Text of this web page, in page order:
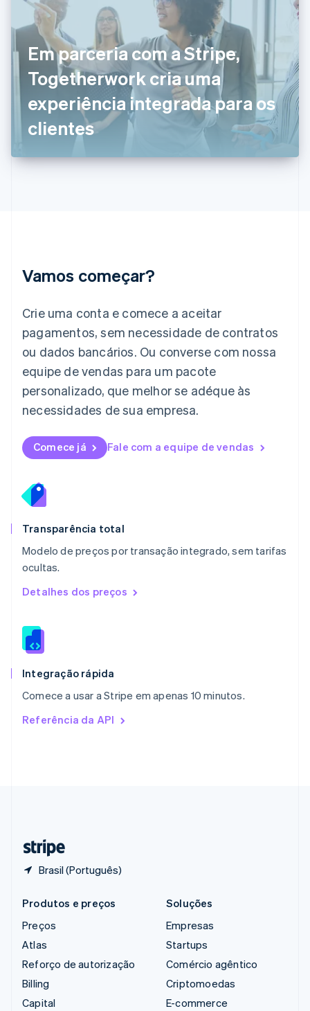
Em parceria com a Stripe,
Togetherwork cria uma
experiência integrada para os
clientes
Vamos começar?
Crie uma conta e comece a aceitar
pagamentos, sem necessidade de contratos
ou dados bancários. Ou converse com nossa
equipe de vendas para um pacote
personalizado, que melhor se adéque às
necessidades de sua empresa.
Comece já Fale com a equipe de vendas
Transparência total
Modelo de preços por transação integrado, sem tarifas
ocultas.
Detalhes dos preços
Integração rápida
Comece a usar a Stripe em apenas 10 minutos.
Referência da API
Brasil (Português)
Estônia
English
Finlândia
EnglishSvenska
França
FrançaisEnglish
Gibraltar
English
Grécia
English
English
日本語English
Liechtenstein
DeutschEnglish
Lituânia
English
Luxemburgo
FrançaisDeutsch English
English简体中文
English
México
Noruega
English
English
NederlandsEnglish
Polônia
English
RAE de Hong Kong, China
Reino Unido
English
English
English
Produtos e preços
Preços
Atlas
Reforço de autorização
Billing
Capital
Soluções
Empresas
Startups
Comércio agêntico
Criptomoedas
E-commerce